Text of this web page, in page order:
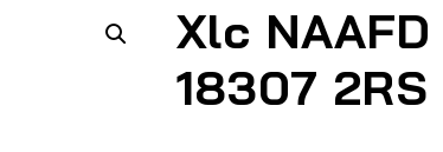
Xlc NAAFD
18307